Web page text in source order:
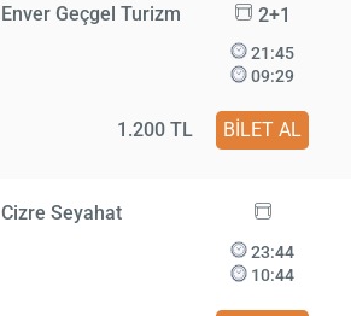
Enver Geçgel Turizm 2+1
21:45
09:29
1.200 TL BİLET AL
Cizre Seyahat
23:44
10:44